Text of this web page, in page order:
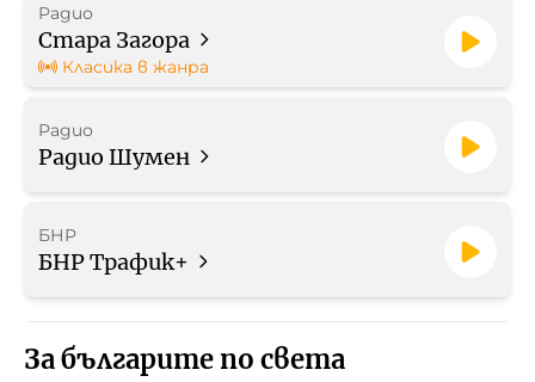
Радио
Стара Загора
Класика в жанра
Радио
Радио Шумен
БНР
БНР Трафик+
За българите по света